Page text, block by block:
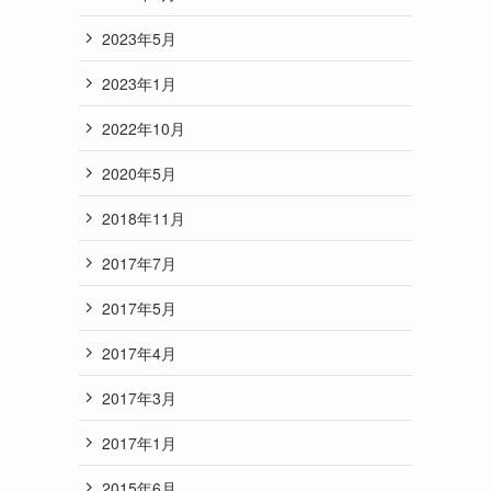
2023年5月
2023年1月
2022年10月
2020年5月
2018年11月
2017年7月
2017年5月
2017年4月
2017年3月
2017年1月